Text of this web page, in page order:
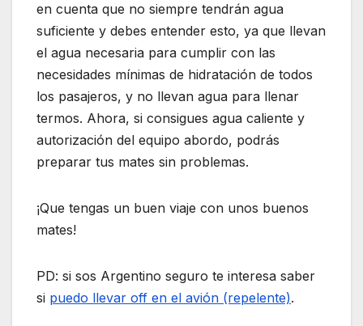
en cuenta que no siempre tendrán agua
suficiente y debes entender esto, ya que llevan
el agua necesaria para cumplir con las
necesidades mínimas de hidratación de todos
los pasajeros, y no llevan agua para llenar
termos. Ahora, si consigues agua caliente y
autorización del equipo abordo, podrás
preparar tus mates sin problemas.
¡Que tengas un buen viaje con unos buenos
mates!
PD: si sos Argentino seguro te interesa saber
si puedo llevar off en el avión (repelente).